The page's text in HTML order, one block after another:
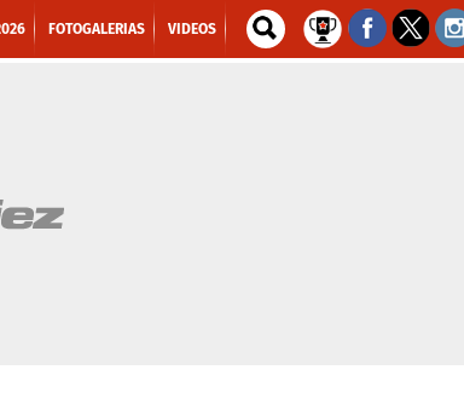
FOTOGALERIAS VIDEOS